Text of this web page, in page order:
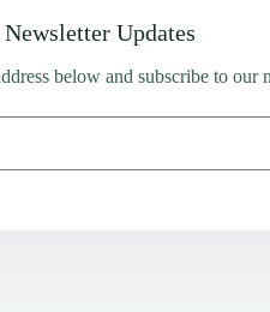
Newsletter Updates
below and subscribe to our